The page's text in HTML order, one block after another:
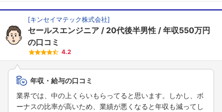
[キンセイマテック株式会社]
セールスエンジニア 20代後半男性
年収550万円
の口コミ
4.2
年収・給与の口コミ
業界では、中の上くらいもらってると思います。しかし、ボ
ーナスの比率が高いため、業績が悪くなると年収も減ってし